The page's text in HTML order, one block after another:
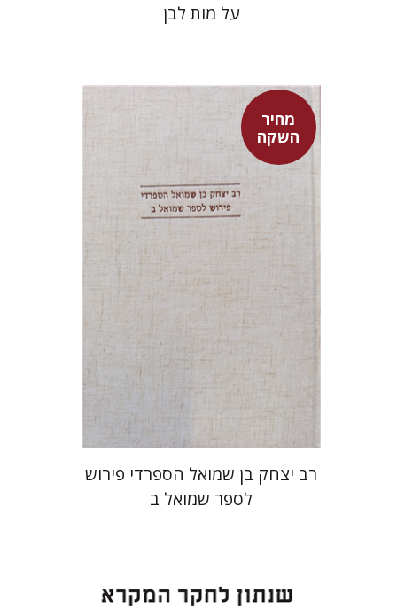
על מות לבן
מחיר
השקה
שמעון שטובר
מחיר השקה
$50
$35
רב יצחק בן שמואל הספרדי פירוש
לספר שמואל ב